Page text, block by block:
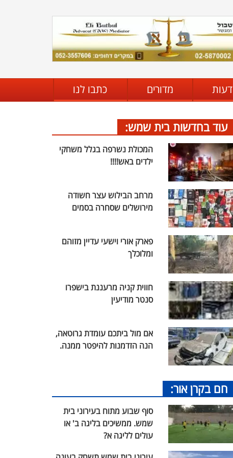
דעות מדורים כתבו לנו
עוד בחדשות בית שמש:
המכולת נשרפה בגלל משחקי
ילדים באש!!!!
מרחב הבילוש עצר חשודה
מירושלים שסחרה בסמים
פארק אורי וישעי עדיין מזוהם
ומלוכלך
חווית קניה מרעננת בישפרו
סנטר מודיעין
אם מול ביתכם עומדת גרוטאה,
הנה הזדמנות להיפטר ממנה.
חם בקרן אור:
סוף שבוע מתוח בעירוני בית
שמש. ממשיכים בליגה ב' או
עולים לליגה א?